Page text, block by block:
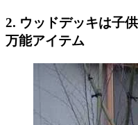
2. ウッドデッキは子
万能アイテム